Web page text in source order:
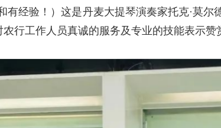
有经验！）这是丹麦大提琴演奏家托克·莫
行工作人员真诚的服务及专业的技能表示赞